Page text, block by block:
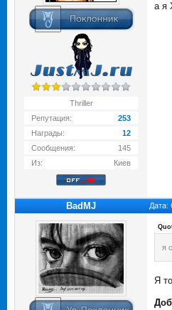
Thriller
Репутация:
253
Награды:
12
Сообщения:
145
Из:
Киев
а я
BadMJ Дата:
я
Я